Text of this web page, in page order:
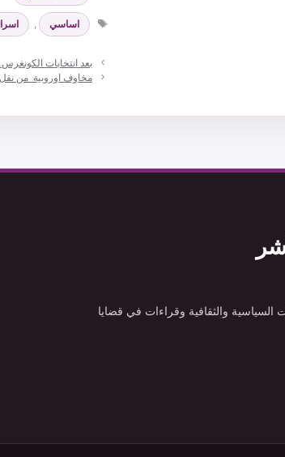
الوسوم
اساسي
بعد انتخابات
مخاوف اوروبية من
السياسية والثقافية وقراءات في قضايا